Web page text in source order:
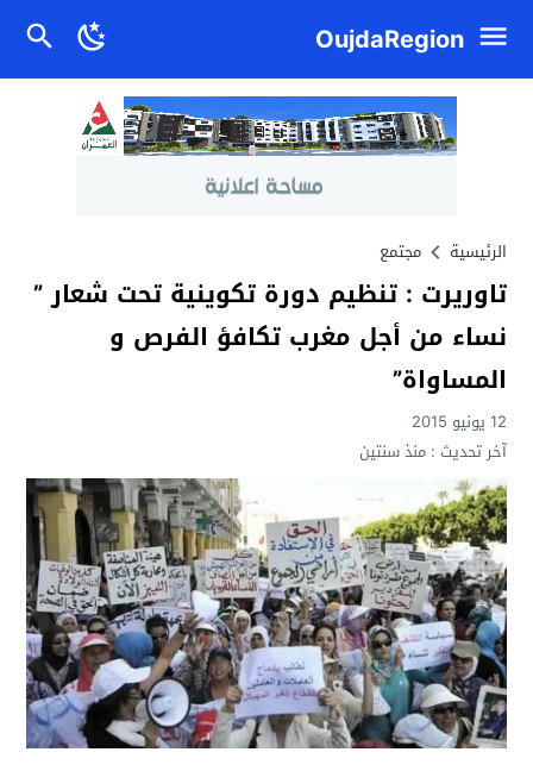
OujdaRegion
الرئيسية مجتمع
تاوريرت : تنظيم دورة تكوينية تحت شعار ”
نساء من أجل مغرب تكافؤ الفرص و
المساواة”
12 يونيو 2015
آخر تحديث :منذ سنتين